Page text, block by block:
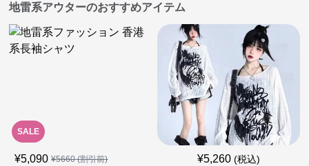
地雷系アウターのおすすめアイテム
SALE
¥5,090 ¥5660(割引前) ¥5,260 (税込)